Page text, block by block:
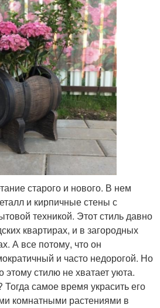
старого и нового. В нем
и кирпичные стены с
техникой. Этот стиль давно
квартирах, и в загородных
А все потому, что он
и часто недорогой. Но
этому стилю не хватает уюта.
самое время украсить его
комнатными растениями в